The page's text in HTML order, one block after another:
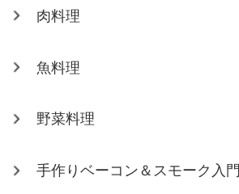
肉料理
魚料理
野菜料理
手作りベーコン＆スモーク入門